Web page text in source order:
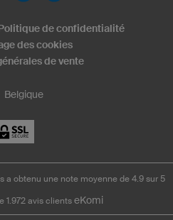
Belgique
de confidentialité
des cookies
de vente
a obtenu une note moyenne de 4.9 sur 5
1.972 avis clients eKomi